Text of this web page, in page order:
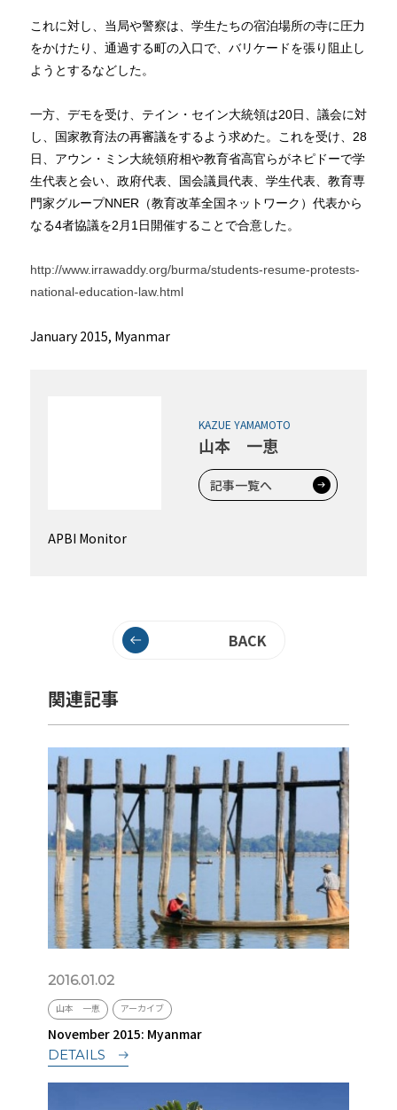
これに対し、当局や警察は、学生たちの宿泊場所の寺に圧力
をかけたり、通過する町の入口で、バリケードを張り阻止し
ようとするなどした。
一方、デモを受け、テイン・セイン大統領は20日、議会に対
し、国家教育法の再審議をするよう求めた。これを受け、28
日、アウン・ミン大統領府相や教育省高官らがネピドーで学
生代表と会い、政府代表、国会議員代表、学生代表、教育専
門家グループNNER（教育改革全国ネットワーク）代表から
なる4者協議を2月1日開催することで合意した。
http://www.irrawaddy.org/burma/students-resume-protests-
national-education-law.html
January 2015, Myanmar
KAZUE YAMAMOTO
山本 一恵
記事一覧へ
APBI Monitor
BACK
関連記事
2016.01.02
山本 一恵 アーカイブ
November 2015: Myanmar
DETAILS